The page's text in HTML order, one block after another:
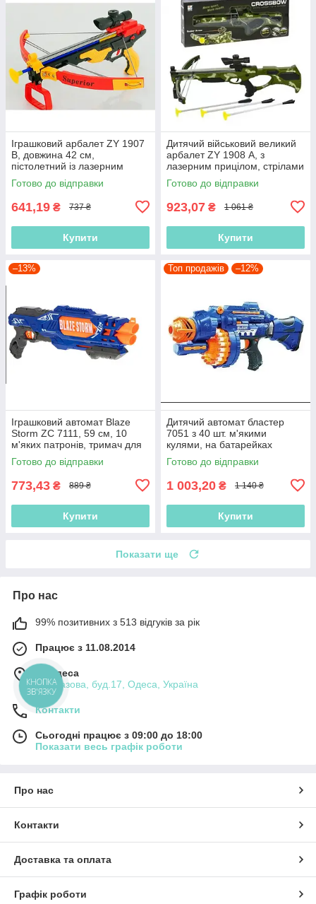
Іграшковий арбалет ZY 1907
В, довжина 42 см,
пістолетний із лазерним
прицілом
Готово до відправки
641,19 ₴ 737 ₴
Купити
Дитячий військовий великий
арбалет ZY 1908 А, з
лазерним прицілом, стрілами
на присосках, довжина 60 см
Готово до відправки
923,07 ₴ 1 061 ₴
Купити
–13%
Іграшковий автомат Blaze
Storm ZC 7111, 59 см, 10
м'яких патронів, тримач для
патронів
Готово до відправки
773,43 ₴ 889 ₴
Купити
Топ продажів –12%
Дитячий автомат бластер
7051 з 40 шт. м'якими
кулями, на батарейках
Готово до відправки
1 003,20 ₴ 1 140 ₴
Купити
Показати ще
Про нас
99% позитивних з 513 відгуків за рік
Працює з 11.08.2014
м. Одеса
вул.Базова, буд.17, Одеса, Україна
Контакти
Сьогодні працює з 09:00 до 18:00
Показати весь графік роботи
Про нас
Контакти
Доставка та оплата
Графік роботи
КНОПКА
ЗВ'ЯЗКУ